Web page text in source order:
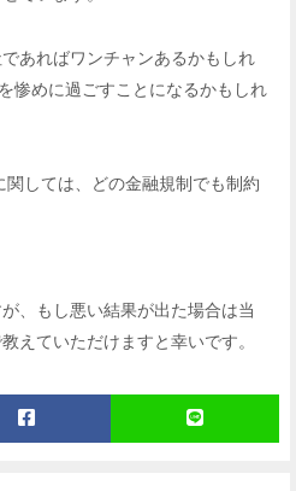
あればワンチャンあるかもしれ
惨めに過ごすことになるかもしれ
しては、どの金融規制でも制約
、もし悪い結果が出た場合は当
えていただけますと幸いです。